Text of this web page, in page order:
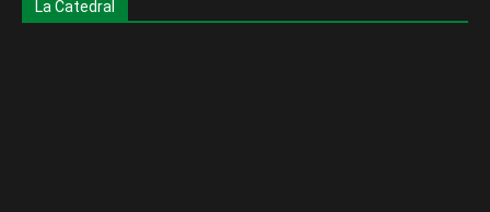
La Catedral